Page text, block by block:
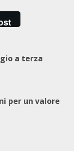
a terza
per un valore